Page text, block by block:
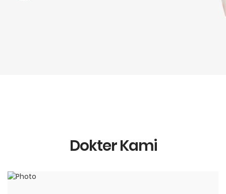
Dokter Kami